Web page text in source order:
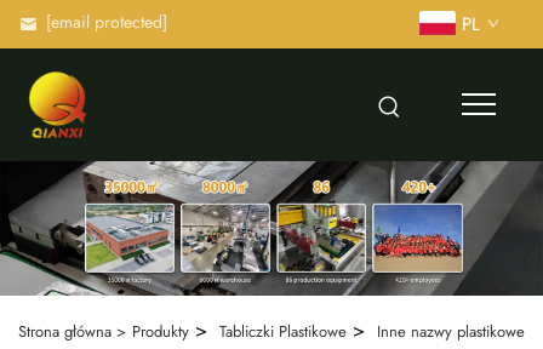
[email protected] PL
Strona główna > Produkty > Tabliczki Plastikowe > Inne nazwy plastikowe